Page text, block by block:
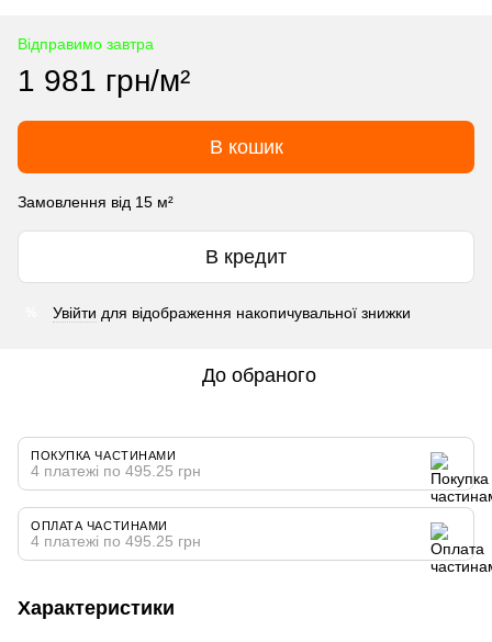
Відправимо завтра
1 981 грн/м²
В кошик
Замовлення від 15 м²
В кредит
Увійти для відображення накопичувальної знижки
До обраного
ПОКУПКА ЧАСТИНАМИ
4 платежі по 495.25 грн
ОПЛАТА ЧАСТИНАМИ
4 платежі по 495.25 грн
Характеристики